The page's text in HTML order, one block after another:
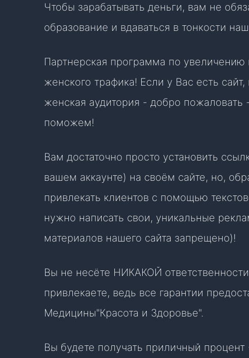
Чтобы зарабатывать деньги, вам не
образование и вдаваться в тонкости
Партнерская программа по
женского трафика! Если у Вас есть
женская аудитория - добро пожаловать
поможем!
Вам достаточно просто установить
вашем аккаунте) на своём сайте, но,
привлекать клиентов с помощью
нужно написать свои, уникальные
материалов нашего сайта запрещено)!
Вы не несёте НИКАКОЙ
привлекаете, ведь все гарантии
Медицины"Красота и Здоровье".
Вы будете получать приличный